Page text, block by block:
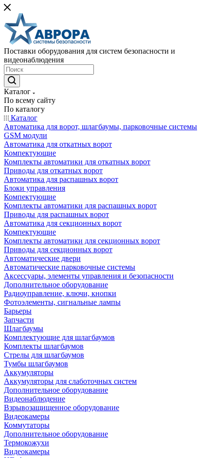
Поставки оборудования для систем безопасности и
видеонаблюдения
Каталог
По всему сайту
По каталогу
Каталог
Автоматика для ворот, шлагбаумы, парковочные системы
GSM модули
Автоматика для откатных ворот
Компектующие
Комплекты автоматики для откатных ворот
Приводы для откатных ворот
Автоматика для распашных ворот
Блоки управления
Компектующие
Комплекты автоматики для распашных ворот
Приводы для распашных ворот
Автоматика для секционных ворот
Компектующие
Комплекты автоматики для секционных ворот
Приводы для секционных ворот
Автоматические двери
Автоматические парковочные системы
Аксессуары, элементы управления и безопасности
Дополнительное оборудование
Радиоуправление, ключи, кнопки
Фотоэлементы, сигнальные лампы
Барьеры
Запчасти
Шлагбаумы
Комплектующие для шлагбаумов
Комплекты шлагбаумов
Стрелы для шлагбаумов
Тумбы шлагбаумов
Аккумуляторы
Аккумуляторы для слаботочных систем
Дополнительное оборудование
Видеонаблюдение
Взрывозащищенное оборудование
Видеокамеры
Коммутаторы
Дополнительное оборудование
Термокожухи
Видеокамеры